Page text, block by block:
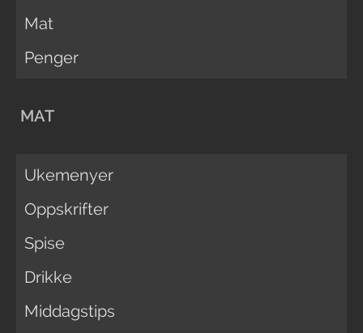
Mat
Penger
MAT
Ukemenyer
Oppskrifter
Spise
Drikke
Middagstips